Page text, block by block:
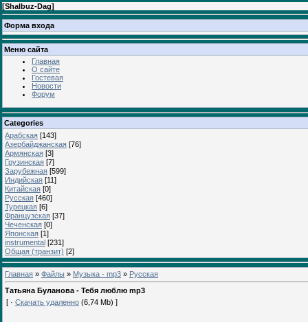
[Shalbuz-Dag]
Форма входа
Меню сайта
Главная
О сайте
Гостевая
Новости
Форум
Categories
Арабская [143]
Азербайджанская [76]
Армянская [3]
Грузинская [7]
Зарубежная [599]
Индийская [11]
Китайская [0]
Русская [460]
Турецкая [6]
Французская [37]
Чеченская [0]
Японская [1]
instrumental [231]
Общая (транзит) [2]
Главная » Файлы » Музыка - mp3 » Русская
Татьяна Буланова - Тебя люблю mp3
[ · Скачать удаленно (6,74 Mb) ]